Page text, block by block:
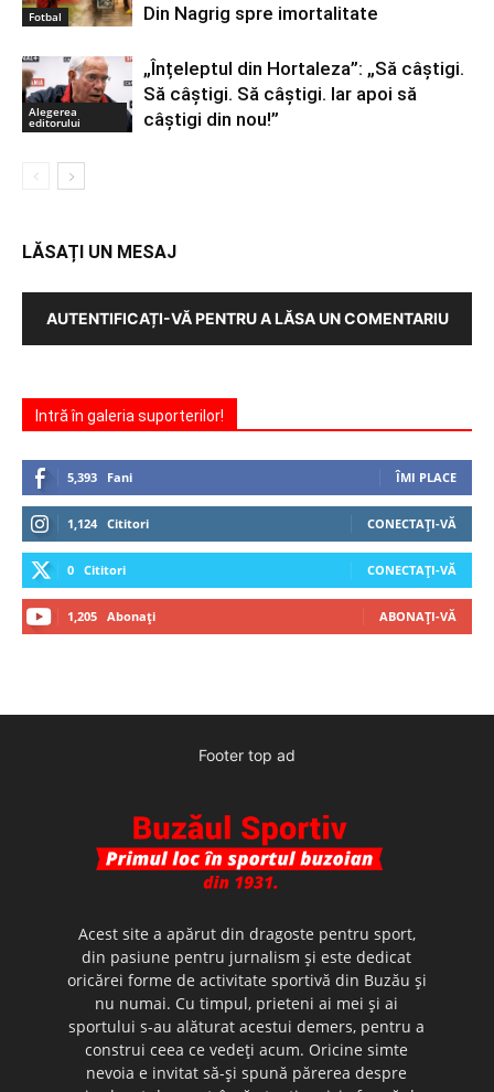
Fotbal
Din Nagrig spre imortalitate
Alegerea
editorului
„Înțeleptul din Hortaleza”: „Să câștigi.
Să câștigi. Să câștigi. Iar apoi să
câștigi din nou!”
LĂSAȚI UN MESAJ
AUTENTIFICAȚI-VĂ PENTRU A LĂSA UN COMENTARIU
Intră în galeria suporterilor!
5,393 Fani ÎMI PLACE
1,124 Cititori CONECTAȚI-VĂ
0 Cititori CONECTAȚI-VĂ
1,205 Abonați ABONAȚI-VĂ
Footer top ad
Acest site a apărut din dragoste pentru sport,
din pasiune pentru jurnalism şi este dedicat
oricărei forme de activitate sportivă din Buzău şi
nu numai. Cu timpul, prieteni ai mei şi ai
sportului s-au alăturat acestui demers, pentru a
construi ceea ce vedeţi acum. Oricine simte
nevoia e invitat să-şi spună părerea despre